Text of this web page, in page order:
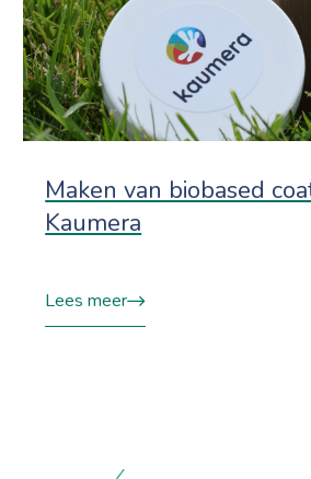
Maken van biobased
Kaumera
Lees meer